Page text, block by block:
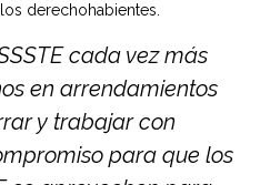
derechohabientes.
cada vez más
en arrendamientos
y trabajar con
para que los